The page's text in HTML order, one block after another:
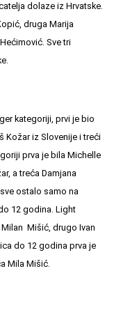
dolaze iz Hrvatske.
druga Marija
Sve tri
kategoriji, prvi je bio
Kožar iz Slovenije i treći
prva je bila Michelle
a treća Damjana
ostalo samo na
12 godina. Light
Mišić, drugo Ivan
do 12 godina prva je
Mila Mišić.